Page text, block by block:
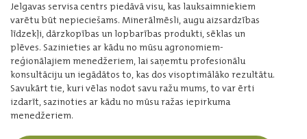
Jelgavas servisa centrs piedāvā visu, kas lauksaimniekiem
varētu būt nepieciešams. Minerālmēsli, augu aizsardzības
līdzekļi, dārzkopības un lopbarības produkti, sēklas un
plēves. Sazinieties ar kādu no mūsu agronomiem-
reģionālajiem menedžeriem, lai saņemtu profesionālu
konsultāciju un iegādātos to, kas dos visoptimālāko rezultātu.
Savukārt tie, kuri vēlas nodot savu ražu mums, to var ērti
izdarīt, sazinoties ar kādu no mūsu ražas iepirkuma
menedžeriem.